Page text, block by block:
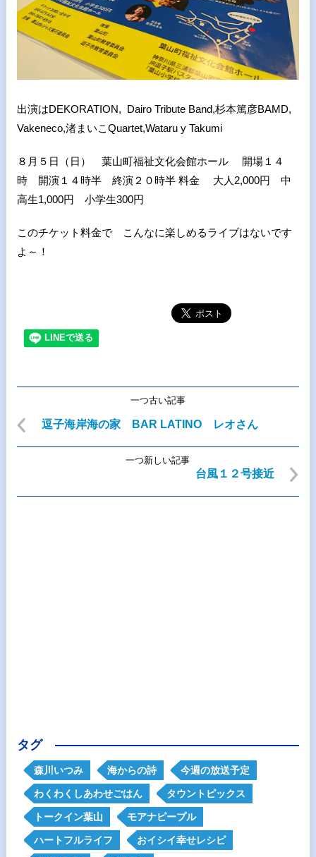
出演はDEKORATION, Dairo Tribute Band,杉本篤彦BAMD,
Vakeneco,渚まいこQuartet,Wataru y Takumi
８月５日（日） 葉山町福祉文化会館ホール 開場１４
時 開演１４時半 終演２０時半 料金 大人2,000円 中
高生1,000円 小学生300円
このチケット料金で こんなに楽しめるライブはないです
よ～！
一つ古い記事
逗子海岸海の家 BAR LATINO レオさん
一つ新しい記事
台風１２号接近
タグ
森川いつみ 海からの詩 今週の放送予定
わくわくしあわせごはん タウントピックス
トークイン葉山 モアナピープル
ハートフルライフ おイシイ幸せレシピ